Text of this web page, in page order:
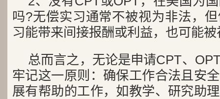
吗?无偿实习通常不被视为非法，
习能带来间接报酬或利益，也可能
总而言之，无论是申请CPT、
牢记这一原则：确保工作合法且安
展有帮助的工作，如教学、研究助